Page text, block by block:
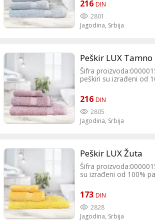
izboru prave boje za
216 DIN
2801
Jagodina, Srbija
Peškir LUX Tamno
Šifra
peškiri su izrađeni od
upijanja. Veliki izbor
prednost pri izboru
216 DIN
2805
Jagodina, Srbija
Peškir LUX Žuta
Šifra
su izrađeni od 100%
Veliki izbor boja daje
izboru prave boje za
173 DIN
2828
Jagodina, Srbija